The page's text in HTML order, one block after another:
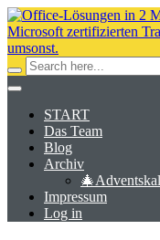
START
Das Team
Blog
Archiv
Impressum
Log in